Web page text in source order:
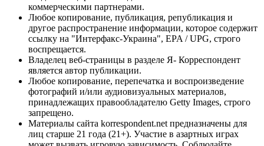
коммерческими партнерами.
Любое копирование, публикация, републикация и
другое распространение информации, которое содержит
ссылку на "Интерфакс-Украина", EPA / UPG, строго
воспрещается.
Владелец веб-страницы в разделе Я- Корреспондент
является автор публикации.
Любое копирование, перепечатка и воспроизведение
фотографий и/или аудиовизуальных материалов,
принадлежащих правообладателю Getty Images, строго
запрещено.
Материалы сайта korrespondent.net предназначены для
лиц старше 21 года (21+). Участие в азартных играх